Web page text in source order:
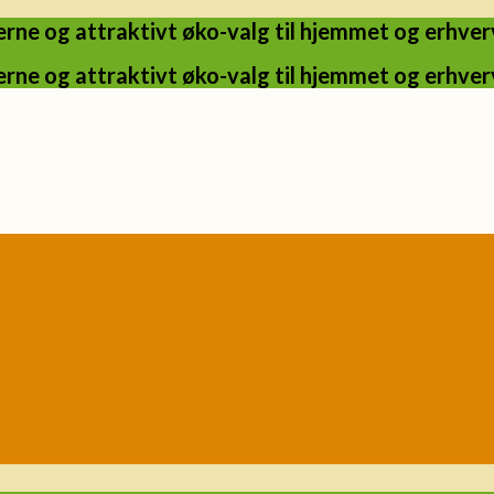
og attraktivt øko-valg til hjemmet og
og attraktivt øko-valg til hjemmet og